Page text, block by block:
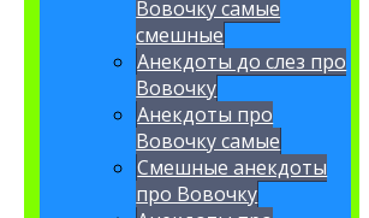
Вовочку самые
смешные
Анекдоты до слез про
Вовочку
Анекдоты про
Вовочку самые
Смешные анекдоты
про Вовочку